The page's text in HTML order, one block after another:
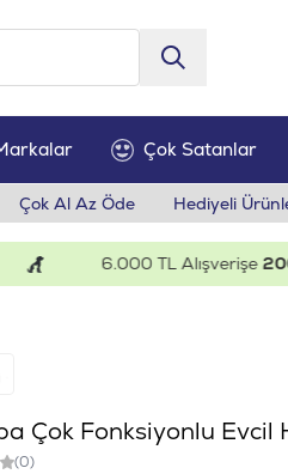
Çok Satanlar
Çok Al Az Öde Hediyeli
6.000 TL Alışverişe200 TL
Çok Fonksiyonlu Evcil
(0)